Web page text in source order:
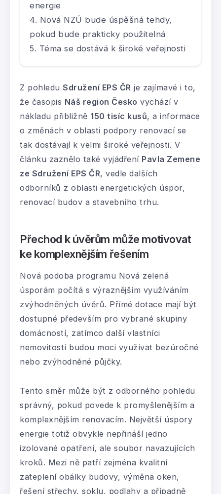
energie
Nová NZÚ bude úspěšná tehdy,
pokud bude prakticky použitelná
Téma se dostává k široké veřejnosti
Z pohledu Sdružení EPS ČR je zajímavé i to,
že časopis Náš region Česko vychází v
nákladu přibližně 150 tisíc kusů, a informace
o změnách v oblasti podpory renovací se
tak dostávají k velmi široké veřejnosti. V
článku zaznělo také vyjádření Pavla Zemene
ze Sdružení EPS ČR, vedle dalších
odborníků z oblasti energetických úspor,
renovací budov a stavebního trhu.
Přechod k úvěrům může motivovat
ke komplexnějším řešením
Nová podoba programu Nová zelená
úsporám počítá s výraznějším využíváním
zvýhodněných úvěrů. Přímé dotace mají být
dostupné především pro vybrané skupiny
domácností, zatímco další vlastníci
nemovitostí budou moci využívat bezúročné
nebo zvýhodněné půjčky.
Tento směr může být z odborného pohledu
správný, pokud povede k promyšlenějším a
komplexnějším renovacím. Největší úspory
energie totiž obvykle nepřináší jedno
izolované opatření, ale soubor navazujících
kroků. Mezi ně patří zejména kvalitní
zateplení obálky budovy, výměna oken,
řešení střechy, soklu, podlahy a případně